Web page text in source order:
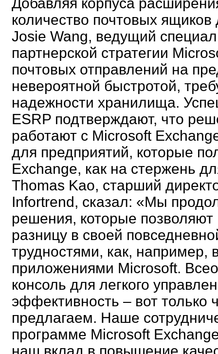
количество почтовых ящиков
Josie Wang, ведущий
партнерской стратегии
почтовых отправлений на
невероятной быстротой,
надежности хранилища.
ESRP подтверждают, что
работают с Microsoft
для предприятий, которые
Exchange, как на стержень
Thomas Kao, старший
Infortrend, сказал: «Мы
решения, которые
разницу в своей
трудностями, как, например,
приложениями Microsoft.
консоль для легкого
эффективность – вот
предлагаем. Наше
программе Microsoft